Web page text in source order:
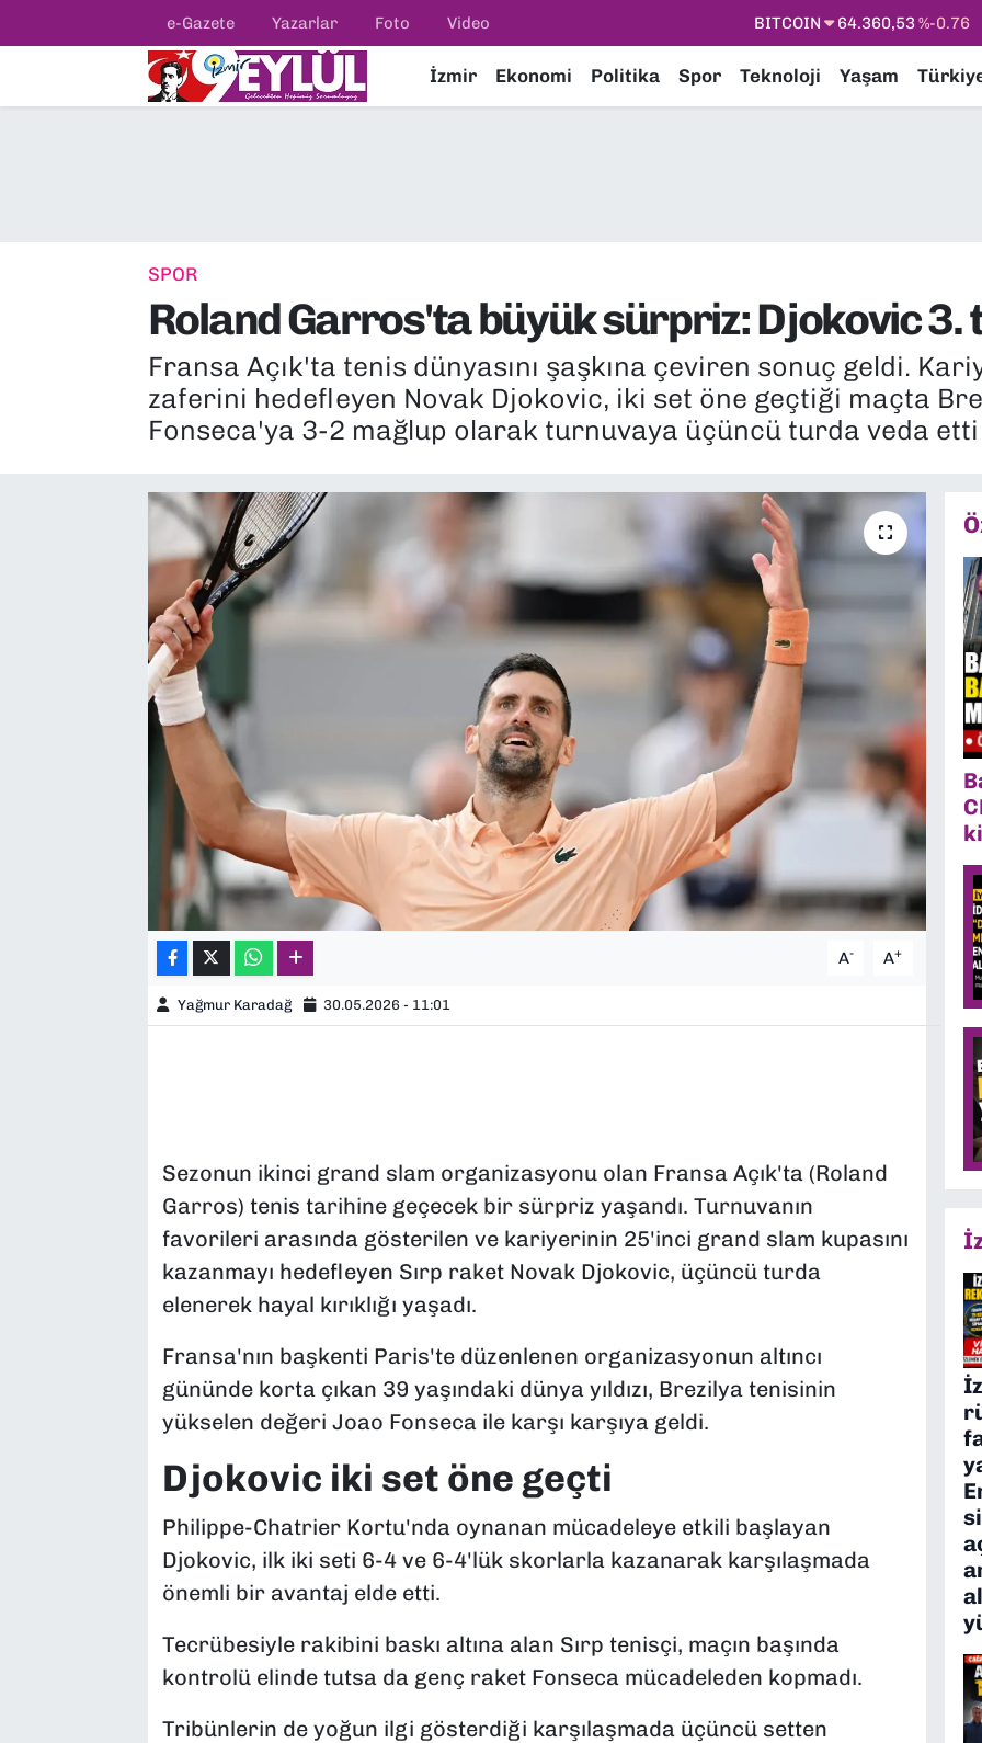
e-Gazete Yazarlar Foto Video DOLAR 47,7143%0.16
STERLİN
64,2463%0.07
İzmir Ekonomi Politika Spor Teknoloji Yaşam
SPOR
Roland Garros'ta büyük sürpriz: Djokovic 3.
Fransa Açık'ta tenis dünyasını şaşkına çeviren sonuç geldi.
zaferini hedefleyen Novak Djokovic, iki set öne geçtiği maçta
Fonseca'ya 3-2 mağlup olarak turnuvaya üçüncü turda veda etti
A- A+
Yağmur Karadağ 30.05.2026 - 11:01
Sezonun ikinci grand slam organizasyonu olan Fransa Açık'ta (Roland
Garros) tenis tarihine geçecek bir sürpriz yaşandı. Turnuvanın
favorileri arasında gösterilen ve kariyerinin 25'inci grand slam kupasını
kazanmayı hedefleyen Sırp raket Novak Djokovic, üçüncü turda
elenerek hayal kırıklığı yaşadı.
Fransa'nın başkenti Paris'te düzenlenen organizasyonun altıncı
gününde korta çıkan 39 yaşındaki dünya yıldızı, Brezilya tenisinin
yükselen değeri Joao Fonseca ile karşı karşıya geldi.
Djokovic iki set öne geçti
Philippe-Chatrier Kortu'nda oynanan mücadeleye etkili başlayan
Djokovic, ilk iki seti 6-4 ve 6-4'lük skorlarla kazanarak karşılaşmada
önemli bir avantaj elde etti.
Tecrübesiyle rakibini baskı altına alan Sırp tenisçi, maçın başında
kontrolü elinde tutsa da genç raket Fonseca mücadeleden kopmadı.
Tribünlerin de yoğun ilgi gösterdiği karşılaşmada üçüncü setten
Resmi İlanlar
EKONOMİ
KÜLTÜR SANAT
MAGAZİN
TEKNOLOJİ
YEREL YÖNETİMLER
Konak Nöbetçi Eczaneler
Tüm Manşetler
Son Dakika Haberleri
Haber Arşivi